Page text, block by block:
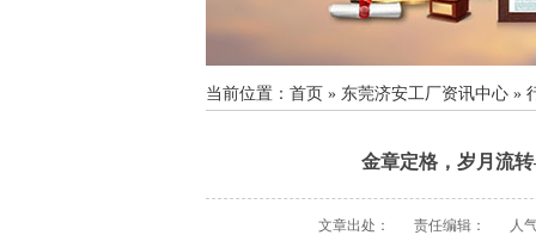
当前位置： 首页 » 东莞济安工厂资讯中心 »
金章定格，岁月流
文章出处： 责任编辑： 人